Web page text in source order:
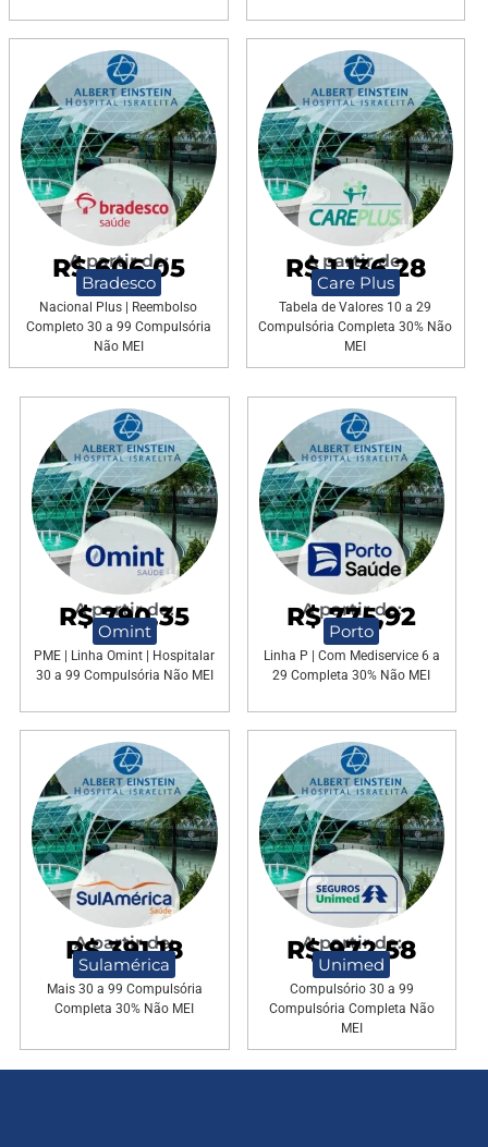
A partir de:
R$ 606,05
Bradesco
Nacional Plus | Reembolso
Completo 30 a 99 Compulsória
Não MEI
A partir de:
R$ 1.136,28
Care Plus
Tabela de Valores 10 a 29
Compulsória Completa 30% Não
MEI
A partir de:
R$ 790,35
Omint
PME | Linha Omint | Hospitalar
30 a 99 Compulsória Não MEI
A partir de:
R$ 775,92
Porto
Linha P | Com Mediservice 6 a
29 Completa 30% Não MEI
A partir de:
R$ 391,18
Sulamérica
Mais 30 a 99 Compulsória
Completa 30% Não MEI
A partir de:
R$ 972,58
Unimed
Compulsório 30 a 99
Compulsória Completa Não
MEI